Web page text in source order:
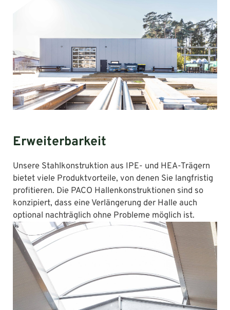
Erweiterbarkeit
Unsere Stahlkonstruktion aus IPE- und HEA-Trägern
bietet viele Produktvorteile, von denen Sie langfristig
profitieren. Die PACO Hallenkonstruktionen sind so
konzipiert, dass eine Verlängerung der Halle auch
optional nachträglich ohne Probleme möglich ist.